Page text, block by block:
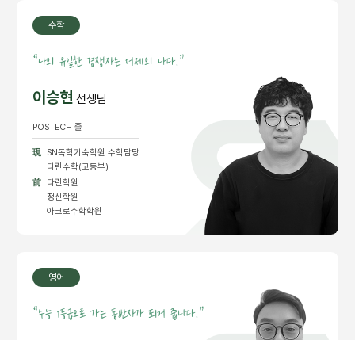
수학
“나의 유일한 경쟁자는 어제의 나다.”
이승현 선생님
POSTECH 졸
現
SN독학기숙학원 수학담당
다린수학(고등부)
前
다린학원
정신학원
아크로수학학원
영어
“수능 1등급으로 가는 동반자가 되어 줍니다.”